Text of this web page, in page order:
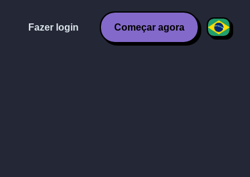
Fazer login Começar agora